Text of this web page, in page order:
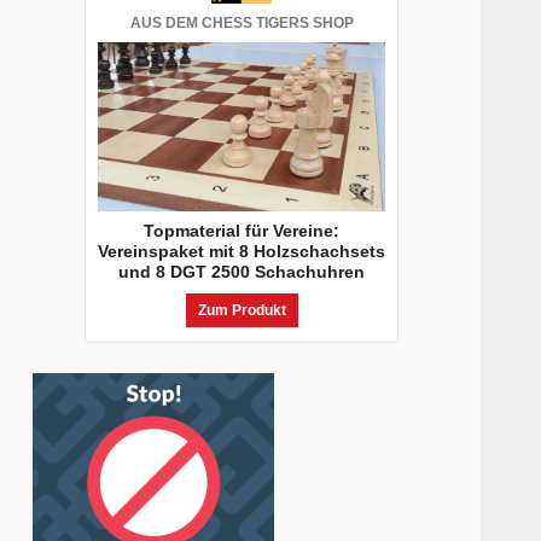
AUS DEM CHESS TIGERS SHOP
Topmaterial für Vereine:
Vereinspaket mit 8 Holzschachsets
und 8 DGT 2500 Schachuhren
Zum Produkt